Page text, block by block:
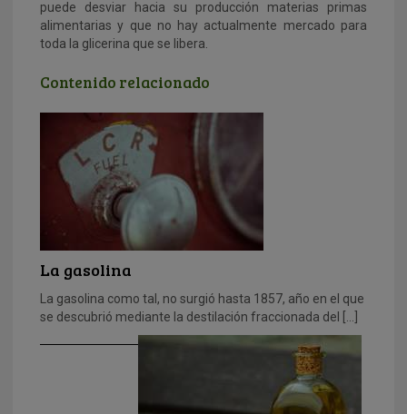
puede desviar hacia su producción materias primas
alimentarias y que no hay actualmente mercado para
toda la glicerina que se libera.
Contenido relacionado
La gasolina
La gasolina como tal, no surgió hasta 1857, año en el que
se descubrió mediante la destilación fraccionada del […]